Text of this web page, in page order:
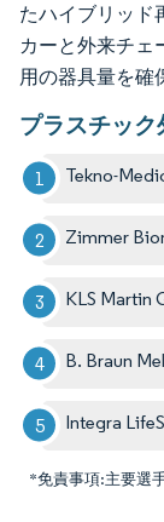
たハイブリッド
カーと外来チェ
用の器具量を確
プラスチッ
Tekno-
Zimmer
KLS Martin
B. Braun
Integra
*免責事項:主要選